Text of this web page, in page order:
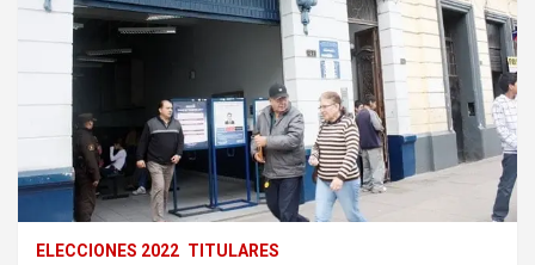
ELECCIONES 2022 TITULARES